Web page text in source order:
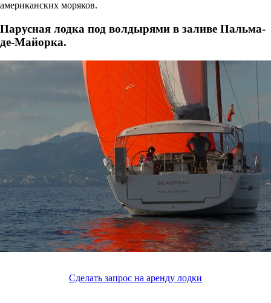
американских моряков.
Парусная лодка под волдырями в заливе Пальма-
де-Майорка.
Сделать запрос на аренду лодки